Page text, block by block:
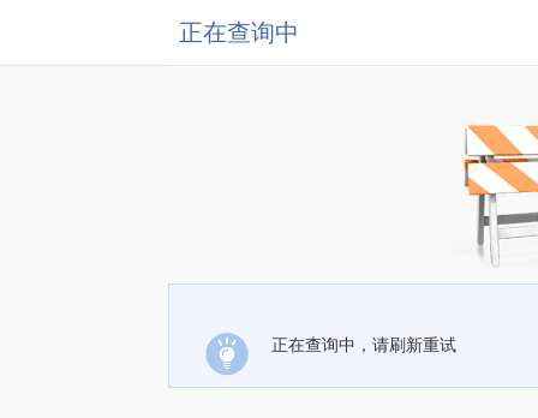
正在查询中
正在查询中，请刷新重试